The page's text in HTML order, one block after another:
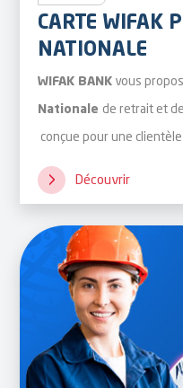
CARTE WIFAK
NATIONALE
WIFAK BANK vous
Nationale de retrait et
conçue pour une
Découvrir